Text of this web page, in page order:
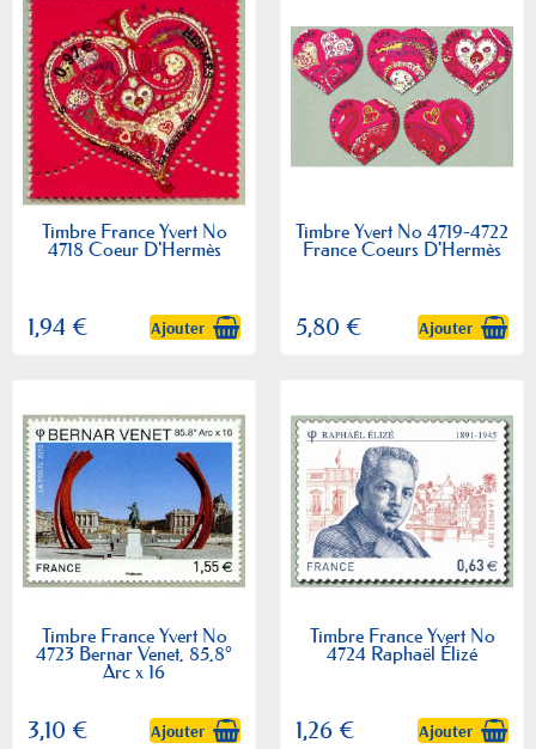
Timbre France Yvert No
4718 Coeur D'Hermès
1,94 € Ajouter
Timbre Yvert No 4719-4722
France Coeurs D'Hermès
5,80 € Ajouter
Timbre France Yvert No
4723 Bernar Venet, 85,8°
Arc x 16
3,10 € Ajouter
Timbre France Yvert No
4724 Raphaël Élizé
1,26 € Ajouter